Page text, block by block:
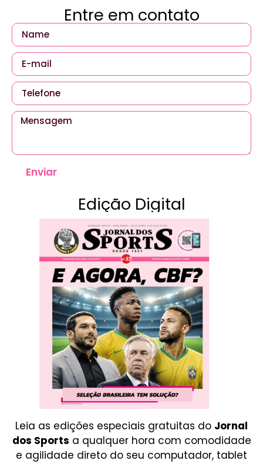
Entre em contato
Enviar
Edição Digital
Leia as edições especiais gratuitas do Jornal
dos Sports a qualquer hora com comodidade
e agilidade direto do seu computador, tablet